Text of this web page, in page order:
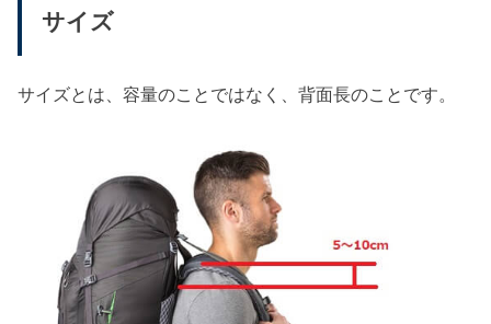
サイズ
サイズとは、容量のことではなく、背面長のことです。